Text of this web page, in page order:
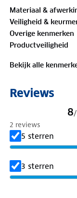
en is voorzien
disselslot is
Kenmerken
aanhanger of
- Aantal sleutels: 2
Het slot kan wel
is aangekoppeld
Materiaal &
Veiligheid &
Overige kenmerken
Productveiligheid
Bekijk alle
Reviews
8/
2 reviews
5 sterren
3 sterren